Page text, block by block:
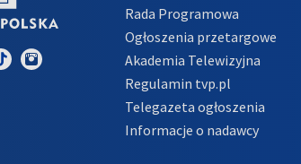
Rada Programowa
Ogłoszenia przetargowe
Akademia Telewizyjna
Regulamin tvp.pl
Telegazeta ogłoszenia
Informacje o nadawcy